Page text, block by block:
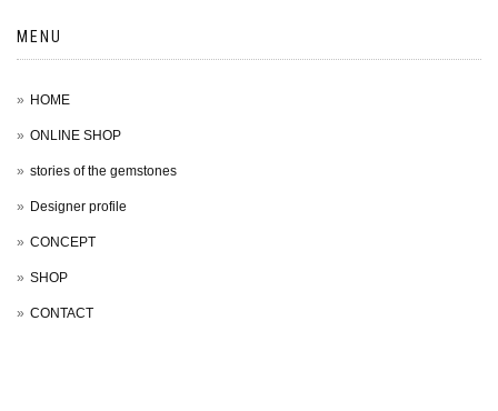
MENU
HOME
ONLINE SHOP
stories of the gemstones
Designer profile
CONCEPT
SHOP
CONTACT